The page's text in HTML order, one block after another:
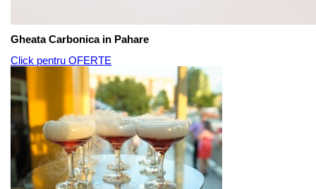
Gheata Carbonica in Pahare
Click pentru OFERTE